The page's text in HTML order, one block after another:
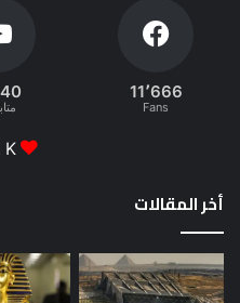
11٬666
Fans
K
أخر المقالات